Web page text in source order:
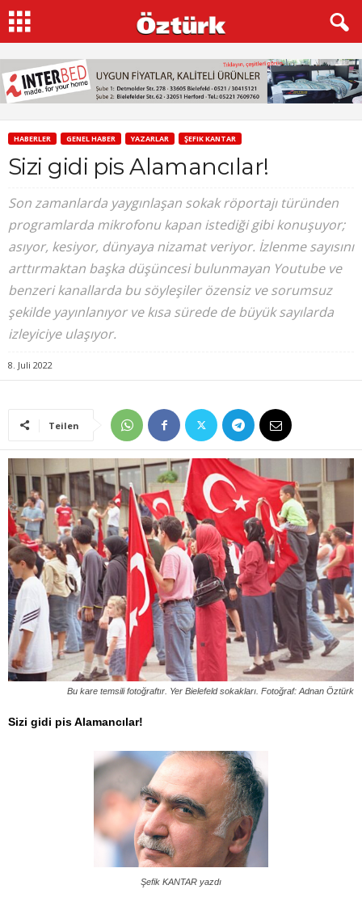
HABERLER GENEL HABER YAZARLAR ŞEFIK KANTAR
Sizi gidi pis Alamancılar!
Son zamanlarda yaygınlaşan sokak röportajı türünden
programlarda mikrofonu kapan istediği gibi konuşuyor;
asıyor, kesiyor, dünyaya nizamat veriyor. İzlenme sayısını
arttırmaktan başka düşüncesi bulunmayan Youtube ve
benzeri kanallarda bu söyleşiler özensiz ve sorumsuz
şekilde yayınlanıyor ve kısa sürede de büyük sayılarda
izleyiciye ulaşıyor.
8. Juli 2022
Teilen
Bu kare temsili fotoğraftır. Yer Bielefeld sokakları. Fotoğraf: Adnan Öztürk
Sizi gidi pis Alamancılar!
Şefik KANTAR yazdı